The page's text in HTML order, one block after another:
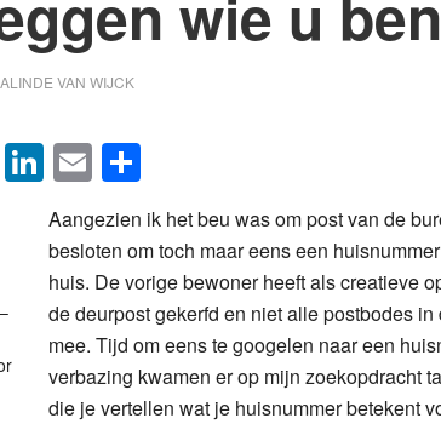
VAN WIJCK
WhatsApp
LinkedIn
Email
Aangezien ik het beu was om post van de
besloten om toch maar eens een
huis. De vorige bewoner heeft als creatieve
de deurpost gekerfd en niet alle postbodes
mee. Tijd om eens te googelen naar een
verbazing kwamen er op mijn zoekopdracht
die je vertellen wat je huisnummer betekent